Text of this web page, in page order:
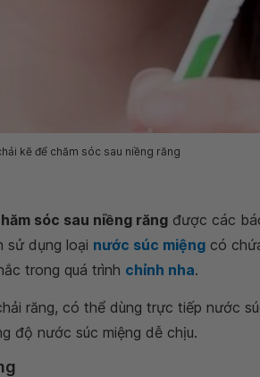
kẽ để chăm sóc sau niềng răng
sóc sau niềng răng được các
sử dụng loại nước súc miệng có
trong quá trình chỉnh nha.
răng, có thể dùng trực tiếp nước
độ nước súc miệng dễ chịu.